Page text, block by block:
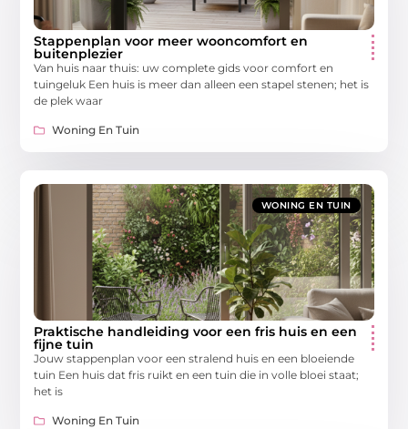
Stappenplan voor meer wooncomfort en
buitenplezier
Van huis naar thuis: uw complete gids voor comfort en
tuingeluk Een huis is meer dan alleen een stapel stenen; het is
de plek waar
Woning En Tuin
WONING EN TUIN
Praktische handleiding voor een fris huis en een
fijne tuin
Jouw stappenplan voor een stralend huis en een bloeiende
tuin Een huis dat fris ruikt en een tuin die in volle bloei staat;
het is
Woning En Tuin